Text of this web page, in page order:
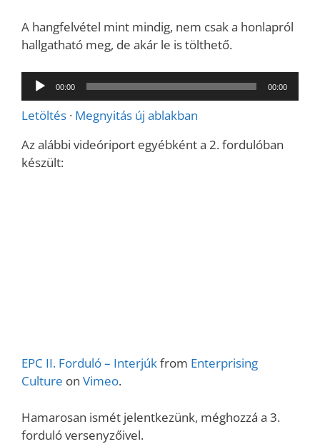
A hangfelvétel mint mindig, nem csak a honlapról
hallgatható meg, de akár le is tölthető.
Audió
lejátszó
00:00 00:00
Letöltés · Megnyitás új ablakban
Az alábbi videóriport egyébként a 2. fordulóban
készült:
EPC II. Forduló – Interjúkfrom Enterprising
Culture on Vimeo.
Hamarosan ismét jelentkezünk, méghozzá a 3.
forduló versenyzőivel.